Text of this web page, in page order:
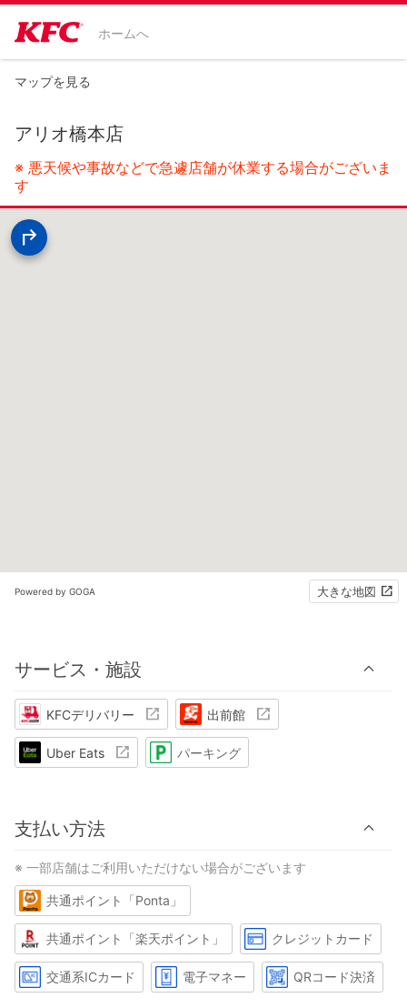
ホームへ
マップを見る
アリオ橋本店
※ 悪天候や事故などで急遽店舗が休業する場合がございま
す
Powered by GOGA 大きな地図
サービス・施設
KFCデリバリー 出前館
Uber Eats パーキング
支払い方法
※ 一部店舗はご利用いただけない場合がございます
共通ポイント「Ponta」
共通ポイント「楽天ポイント」 クレジットカード
交通系ICカード 電子マネー QRコード決済